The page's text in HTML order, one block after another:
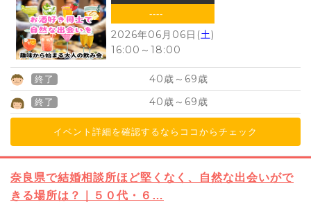
----
2026年06月06日(土)
16:00 ～ 18:00
終了 40歳～ 69歳
終了 40歳～ 69歳
イベント詳細を確認するならココからチェック
奈良県で結婚相談所ほど堅くなく、自然な出会いがで
きる場所は？｜５０代・６…